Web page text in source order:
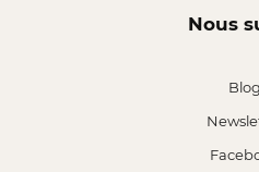
Nous
Blog